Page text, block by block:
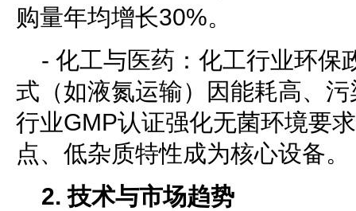
购量年均增长30%。
- 化工与医药：化工行业环保
式（如液氮运输）因能耗高、
行业GMP认证强化无菌环境要
点、低杂质特性成为核心设备。
2. 技术与市场趋势